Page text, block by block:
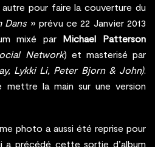
pour faire la couverture du
Dans» prévu ce 22 Janvier 2013
mixé par Michael Patterson
Network) et masterisé par
Lykki Li, Peter Bjorn & John).
mettre la main sur une version
photo a aussi été reprise pour
a précédé cette sortie d’album